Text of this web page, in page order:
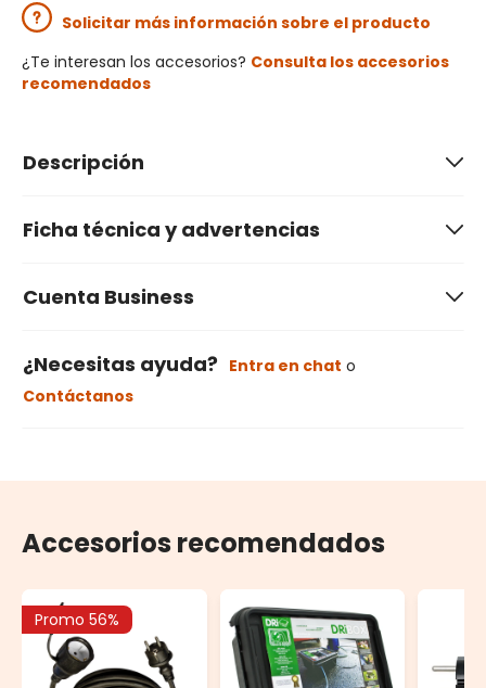
Solicitar más información sobre el producto
¿Te interesan los accesorios? Consulta los accesorios
recomendados
Descripción
Ficha técnica y advertencias
Cuenta Business
¿Necesitas ayuda? Entra en chat o
Contáctanos
Accesorios recomendados
Promo 56%